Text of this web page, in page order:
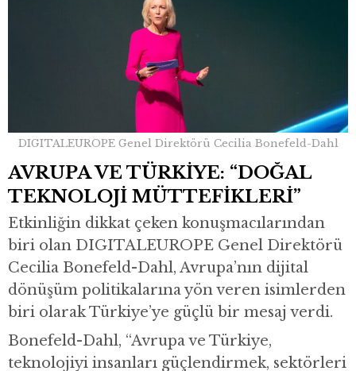
DIGITALEUROPE Genel Direktörü Cecilia Bonefeld-Dahl
AVRUPA VE TÜRKİYE: “DOĞAL
TEKNOLOJİ MÜTTEFİKLERİ”
Etkinliğin dikkat çeken konuşmacılarından
biri olan DIGITALEUROPE Genel Direktörü
Cecilia Bonefeld-Dahl, Avrupa’nın dijital
dönüşüm politikalarına yön veren isimlerden
biri olarak Türkiye’ye güçlü bir mesaj verdi.
Bonefeld-Dahl, “Avrupa ve Türkiye,
teknolojiyi insanları güçlendirmek, sektörleri